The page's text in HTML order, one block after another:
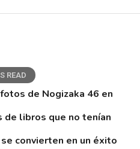
READ
de Nogizaka 46 en
de libros que no tenían
convierten en un éxito